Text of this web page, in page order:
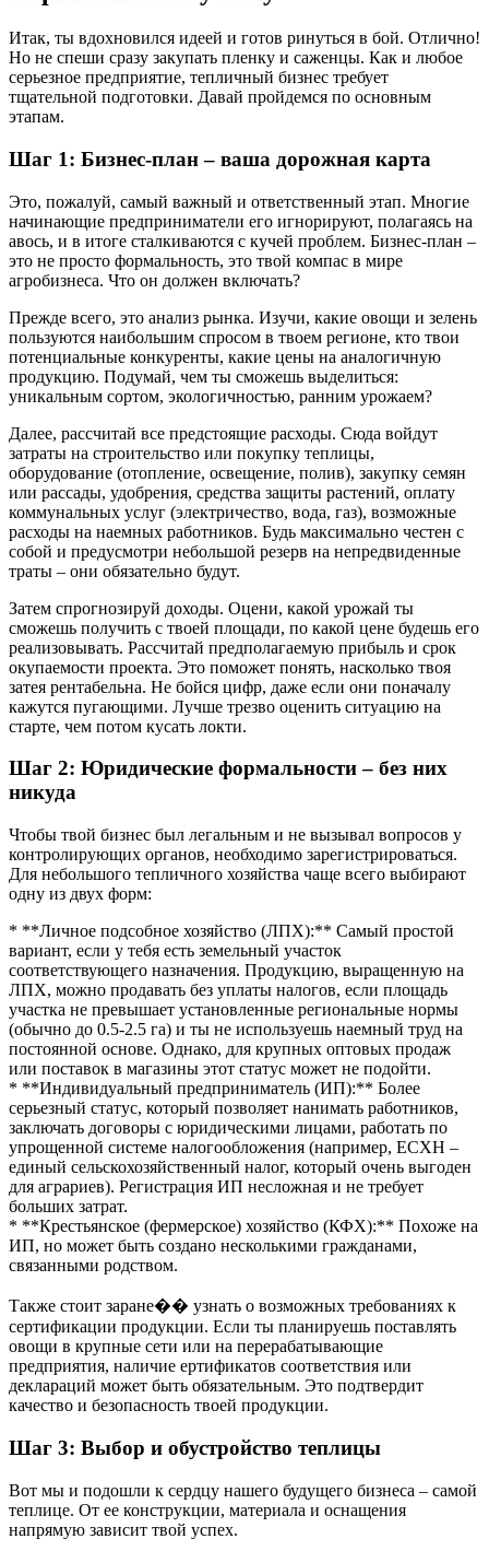
Итак, ты вдохновился идеей и готов ринуться в бой. Отлично!
Но не спеши сразу закупать пленку и саженцы. Как и любое
серьезное предприятие, тепличный бизнес требует
тщательной подготовки. Давай пройдемся по основным
этапам.
Шаг 1: Бизнес-план – ваша дорожная карта
Это, пожалуй, самый важный и ответственный этап. Многие
начинающие предприниматели его игнорируют, полагаясь на
авось, и в итоге сталкиваются с кучей проблем. Бизнес-план –
это не просто формальность, это твой компас в мире
агробизнеса. Что он должен включать?
Прежде всего, это анализ рынка. Изучи, какие овощи и зелень
пользуются наибольшим спросом в твоем регионе, кто твои
потенциальные конкуренты, какие цены на аналогичную
продукцию. Подумай, чем ты сможешь выделиться:
уникальным сортом, экологичностью, ранним урожаем?
Далее, рассчитай все предстоящие расходы. Сюда войдут
затраты на строительство или покупку теплицы,
оборудование (отопление, освещение, полив), закупку семян
или рассады, удобрения, средства защиты растений, оплату
коммунальных услуг (электричество, вода, газ), возможные
расходы на наемных работников. Будь максимально честен с
собой и предусмотри небольшой резерв на непредвиденные
траты – они обязательно будут.
Затем спрогнозируй доходы. Оцени, какой урожай ты
сможешь получить с твоей площади, по какой цене будешь его
реализовывать. Рассчитай предполагаемую прибыль и срок
окупаемости проекта. Это поможет понять, насколько твоя
затея рентабельна. Не бойся цифр, даже если они поначалу
кажутся пугающими. Лучше трезво оценить ситуацию на
старте, чем потом кусать локти.
Шаг 2: Юридические формальности – без них
никуда
Чтобы твой бизнес был легальным и не вызывал вопросов у
контролирующих органов, необходимо зарегистрироваться.
Для небольшого тепличного хозяйства чаще всего выбирают
одну из двух форм:
* **Личное подсобное хозяйство (ЛПХ):** Самый простой
вариант, если у тебя есть земельный участок
соответствующего назначения. Продукцию, выращенную на
ЛПХ, можно продавать без уплаты налогов, если площадь
участка не превышает установленные региональные нормы
(обычно до 0.5-2.5 га) и ты не используешь наемный труд на
постоянной основе. Однако, для крупных оптовых продаж
или поставок в магазины этот статус может не подойти.
* **Индивидуальный предприниматель (ИП):** Более
серьезный статус, который позволяет нанимать работников,
заключать договоры с юридическими лицами, работать по
упрощенной системе налогообложения (например, ЕСХН –
единый сельскохозяйственный налог, который очень выгоден
для аграриев). Регистрация ИП несложная и не требует
больших затрат.
* **Крестьянское (фермерское) хозяйство (КФХ):** Похоже на
ИП, но может быть создано несколькими гражданами,
связанными родством.
Также стоит заране�� узнать о возможных требованиях к
сертификации продукции. Если ты планируешь поставлять
овощи в крупные сети или на перерабатывающие
предприятия, наличие ертификатов соответствия или
деклараций может быть обязательным. Это подтвердит
качество и безопасность твоей продукции.
Шаг 3: Выбор и обустройство теплицы
Вот мы и подошли к сердцу нашего будущего бизнеса – самой
теплице. От ее конструкции, материала и оснащения
напрямую зависит твой успех.